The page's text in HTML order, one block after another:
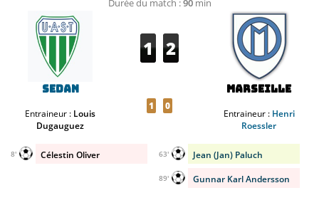
Durée du match :90min
Sedan
Entraineur : Louis
Dugauguez
1 2
1 0
Marseille
Entraineur : Henri
Roessler
Célestin Oliver
8' Jean (Jan) Paluch
63'
Gunnar Karl Andersson
89'